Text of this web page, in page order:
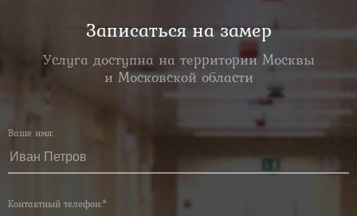
Записаться на замер
Услуга доступна на территории Москвы
и Московской области
Ваше имя:
Контактный телефон:*